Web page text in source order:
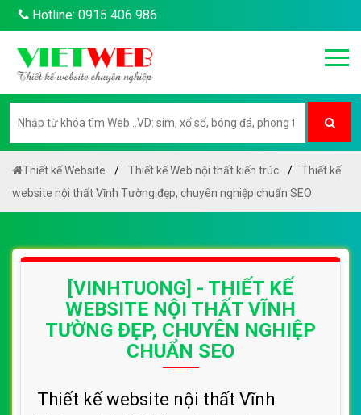
Hotline: 0915 406 986
Thiết kế Website Thiết kế Web nội thất kiến trúc
Thiết kế
website nội thất Vĩnh Tường đẹp, chuyên nghiệp chuẩn SEO
[VINHTUONG] - THIẾT KẾ
WEBSITE NỘI THẤT VĨNH
TƯỜNG ĐẸP, CHUYÊN NGHIỆP
CHUẨN SEO
Thiết kế website nội thất Vĩnh